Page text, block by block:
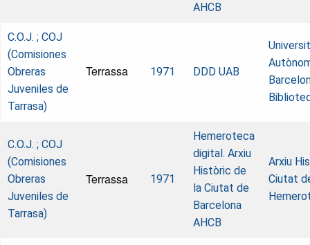
AHCB
C.O.J. ; COJ
(Comisiones
Obreras
Juveniles de
Tarrasa)
Terrassa 1971 DDD UAB
C.O.J. ; COJ
(Comisiones
Obreras
Juveniles de
Tarrasa)
Terrassa 1971
Hemeroteca
digital. Arxiu
Històric de
la Ciutat de
Barcelona
AHCB
Arxiu
Ciutat